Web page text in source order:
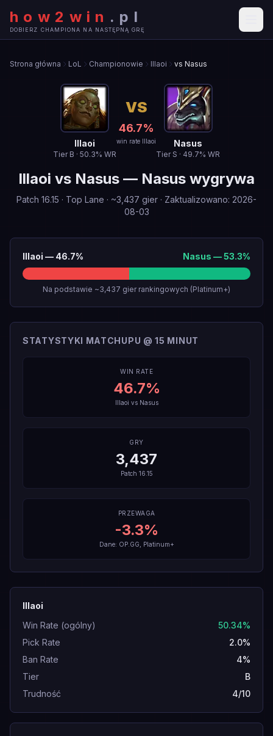
how2win . pl
DOBIERZ CHAMPIONA NA NASTĘPNĄ GRĘ
Strona główna LoL Championowie Illaoi vs Nasus
Illaoi
Tier B · 50.3% WR
VS
46.7%
win rate Illaoi Nasus
Tier S · 49.7% WR
Illaoi vs Nasus — Nasus wygrywa
Patch 16.15 · Top Lane · ~3,437 gier · Zaktualizowano: 2026-
08-03
Illaoi — 46.7% Nasus —53.3%
Na podstawie ~3,437 gier rankingowych (Platinum+)
STATYSTYKI MATCHUPU @ 15 MINUT
WIN RATE
46.7%
Illaoi vs Nasus
GRY
3,437
Patch 16.15
PRZEWAGA
-3.3%
Dane: OP.GG, Platinum+
Illaoi
Win Rate (ogólny)
50.34%
Pick Rate
2.0%
Ban Rate
4%
Tier
B
Trudność
4/10